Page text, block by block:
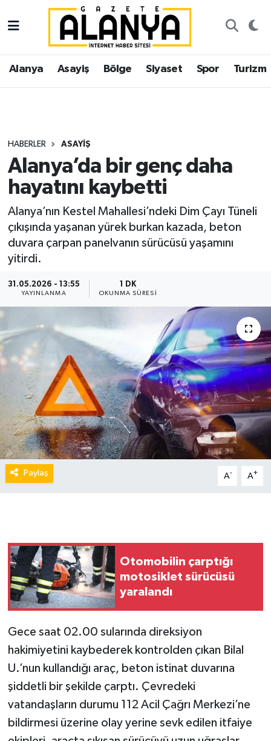
Alanya Asayiş Bölge Siyaset Spor Turizm
HABERLER ASAYIŞ
Alanya’da bir genç daha
hayatını kaybetti
Alanya’nın Kestel Mahallesi’ndeki Dim Çayı Tüneli
çıkışında yaşanan yürek burkan kazada, beton
duvara çarpan panelvanın sürücüsü yaşamını
yitirdi.
31.05.2026 - 13:55
YAYINLANMA
1 DK
OKUNMA SÜRESI
Paylaş A- A+
Otomobilin çarptığı
motosiklet sürücüsü
yaralandı
Gece saat 02.00 sularında direksiyon
hakimiyetini kaybederek kontrolden çıkan Bilal
U.’nun kullandığı araç, beton istinat duvarına
şiddetli bir şekilde çarptı. Çevredeki
vatandaşların durumu 112 Acil Çağrı Merkezi’ne
bildirmesi üzerine olay yerine sevk edilen itfaiye
Alanya
Asayiş
Siyaset
Spor
Turizm
Ekonomi
Gazipaşa
İstanbul Nöbetçi Eczaneler
İstanbul Hava Durumu
Süper Lig Puan Durumu ve Fikstür
Tüm Manşetler
Son Dakika Haberleri
Haber Arşivi